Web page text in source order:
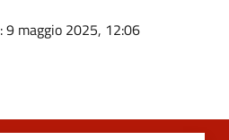
: 9 maggio 2025, 12:06